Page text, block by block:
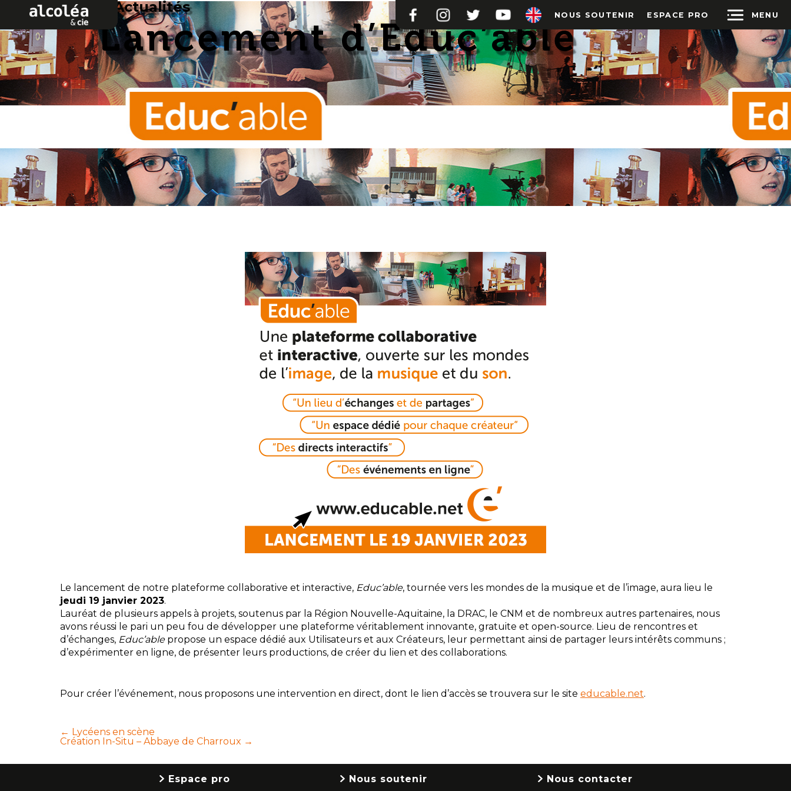
Alcoléa & cie FACEBOOKINSTAGRAMTWITTERYOUTUBE
NOUS SOUTENIR ESPACE PRO MENU
Actualités
Lancement d’Educ’able
Le lancement de notre plateforme collaborative et interactive, Educ’able, tournée vers les mondes de la musique et de l’image, aura lieu le
jeudi 19 janvier 2023.
Lauréat de plusieurs appels à projets, soutenus par la Région Nouvelle-Aquitaine, la DRAC, le CNM et de nombreux autres partenaires, nous
avons réussi le pari un peu fou de développer une plateforme véritablement innovante, gratuite et open-source. Lieu de rencontres et
d’échanges, Educ’ablepropose un espace dédié aux Utilisateurs et aux Créateurs, leur permettant ainsi de partager leurs intérêts communs ;
d’expérimenter en ligne, de présenter leurs productions, de créer du lien et des collaborations.
Pour créer l’événement, nous proposons une intervention en direct, dont le lien d’accès se trouvera sur le site educable.net.
Navigation
de
l’article
← Lycéens en scène
Création In-Situ – Abbaye de Charroux →
Espace pro Nous soutenir Nous contacter